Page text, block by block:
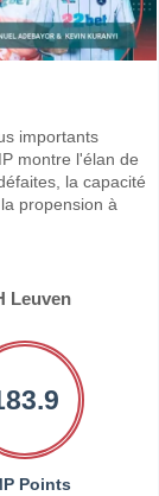
importants
montre l'élan de
la capacité
propension à
Leuven
Points